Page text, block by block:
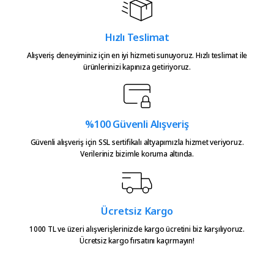
Bu ürüne benzer farklı alternatifler olmalı.
Gönder
Hızlıca kargo elime ulaştı
emeğinize sağlık çok teşekkürler
Urun takibiniz cok guzel. Urunu
alinca tum asamalar mail olatak
bilgilendirme yapiliyor ve ayni
Hızlı Teslimat
Alışveriş deneyiminiz için en iyi hizmeti sunuyoruz. Hızlı teslimat ile
ürünlerinizi kapınıza getiriyoruz.
%100 Güvenli Alışveriş
Güvenli alışveriş için SSL sertifikalı altyapımızla hizmet veriyoruz.
Verileriniz bizimle koruma altında.
Ücretsiz Kargo
1000 TL ve üzeri alışverişlerinizde kargo ücretini biz karşılıyoruz.
Ücretsiz kargo fırsatını kaçırmayın!